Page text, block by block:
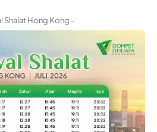
Shalat Hong Kong -